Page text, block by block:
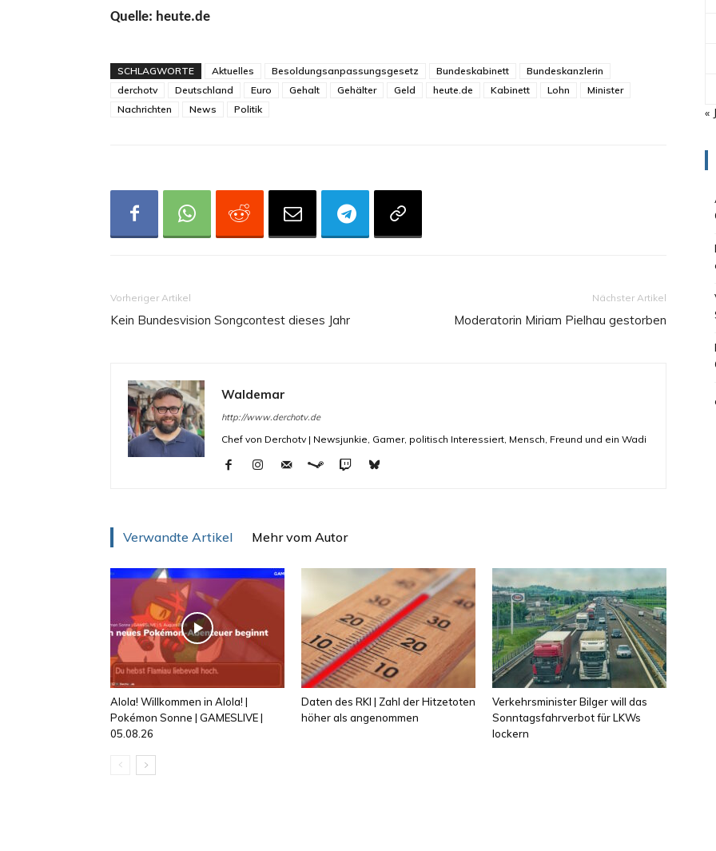
Quelle: heute.de
SCHLAGWORTE Aktuelles Besoldungsanpassungsgesetz Bundeskabinett
Bundeskanzlerin
derchotv
Deutschland Euro Gehalt Gehälter Geld heute.de Kabinett Lohn
Minister
Nachrichten
News Politik
Vorheriger Artikel
Kein Bundesvision Songcontest dieses Jahr
Nächster Artikel
Moderatorin Miriam Pielhau gestorben
Waldemar
http://www.derchotv.de
Chef von Derchotv | Newsjunkie, Gamer, politisch Interessiert, Mensch, Freund und ein Wadi
Verwandte Artikel Mehr vom Autor
Alola! Willkommen in Alola! |
Pokémon Sonne | GAMESLIVE |
05.08.26
Daten des RKI | Zahl der Hitzetoten
höher als angenommen
Verkehrsminister Bilger will das
Sonntagsfahrverbot für LKWs
lockern
«